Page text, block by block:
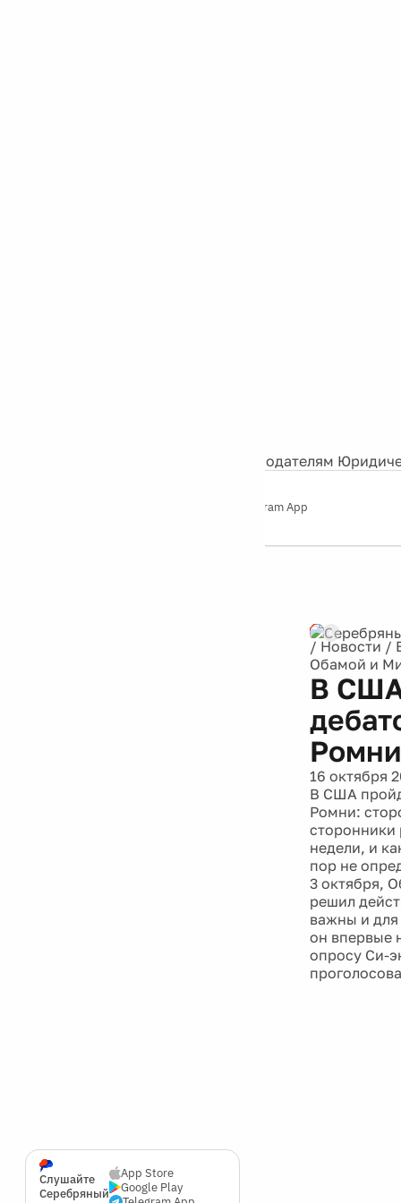
Рекламодателям
Telegram App
Слушайте
Серебряный
App Store
Google Play
/ Новости /
Обамой и
В США
Ромни
16 октября
В США
Ромни:
сторонники
недели, и
пор не
3 октября,
решил
важны и для
он впервые
опросу Си-